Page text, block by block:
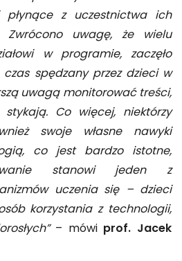
płynące z uczestnictwa ich
uwagę, że wielu
w programie, zaczęło
spędzany przez dzieci w
uwagą monitorować treści,
Co więcej, niektórzy
swoje własne nawyki
co jest bardzo istotne,
stanowi jeden z
uczenia się – dzieci
korzystania z technologii,
– mówi prof. Jacek